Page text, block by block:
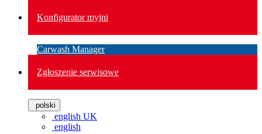
Konfigurator myjni
Carwash Manager
Zgłoszenie serwisowe
polski
english UK
english